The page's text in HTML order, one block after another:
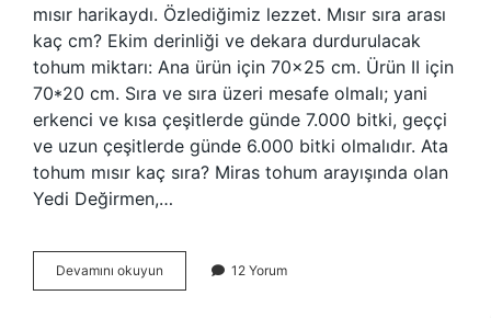
mısır harikaydı. Özlediğimiz lezzet. Mısır sıra arası
kaç cm? Ekim derinliği ve dekara durdurulacak
tohum miktarı: Ana ürün için 70×25 cm. Ürün II için
70*20 cm. Sıra ve sıra üzeri mesafe olmalı; yani
erkenci ve kısa çeşitlerde günde 7.000 bitki, geççi
ve uzun çeşitlerde günde 6.000 bitki olmalıdır. Ata
tohum mısır kaç sıra? Miras tohum arayışında olan
Yedi Değirmen,…
Devamını okuyun
Mısır
12 Yorum